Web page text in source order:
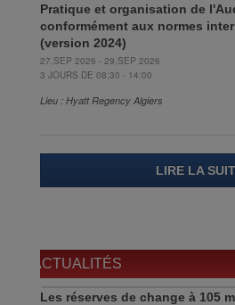
Pratique et organisation de
conformément aux normes
(version 2024)
27,SEP 2026 - 29,SEP 2026
3 JOURS DE 08:30 - 14:00
Lieu : Hyatt Regency Algiers
LIRE LA
ACTUALITÉS
Les réserves de change à 105